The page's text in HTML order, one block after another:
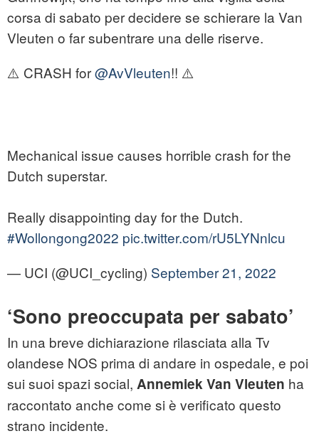
corsa di sabato per decidere se schierare la Van
Vleuten o far subentrare una delle riserve.
⚠️ CRASH for@AvVleuten!! ⚠️
Mechanical issue causes horrible crash for the
Dutch superstar.
Really disappointing day for the Dutch.
#Wollongong2022 pic.twitter.com/rU5LYNnlcu
— UCI (@UCI_cycling) September 21, 2022
‘Sono preoccupata per sabato’
In una breve dichiarazione rilasciata alla Tv
olandese NOS prima di andare in ospedale, e poi
sui suoi spazi social, Annemiek Van Vleuten ha
raccontato anche come si è verificato questo
strano incidente.